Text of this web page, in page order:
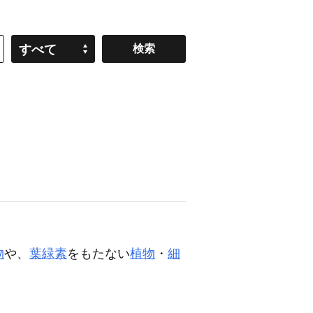
すべて
や、 葉緑素をもたない植物 ・ 細